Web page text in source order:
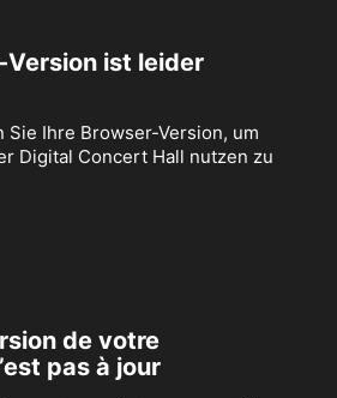
Version ist leider
Sie Ihre Browser-Version, um
Digital Concert Hall nutzen zu
de votre
pas à jour